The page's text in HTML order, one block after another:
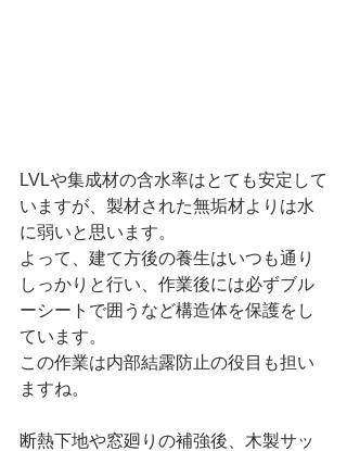
LVLや集成材の含水率はとても安定して
いますが、製材された無垢材よりは水
に弱いと思います。
よって、建て方後の養生はいつも通り
しっかりと行い、作業後には必ずブル
ーシートで囲うなど構造体を保護をし
ています。
この作業は内部結露防止の役目も担い
ますね。
断熱下地や窓廻りの補強後、木製サッ